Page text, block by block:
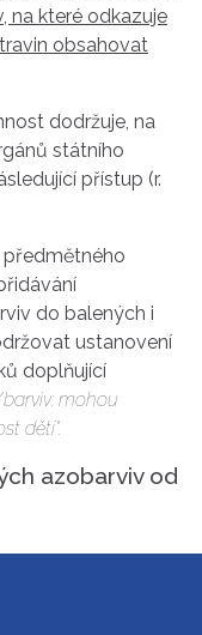
na které odkazuje
obsahovat
dodržuje, na
státního
přístup (r.
do balených i
ustanovení
doplňující
mohou
dětí“.
azobarviv od